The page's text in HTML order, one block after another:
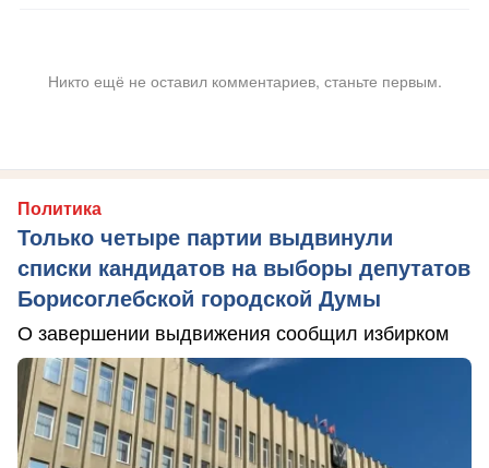
Никто ещё не оставил комментариев, станьте первым.
Политика
Только четыре партии выдвинули
списки кандидатов на выборы депутатов
Борисоглебской городской Думы
О завершении выдвижения сообщил избирком